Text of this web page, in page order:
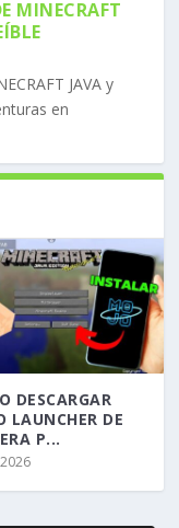
MINECRAFT
JAVA y
en
DESCARGAR
LAUNCHER DE
P...